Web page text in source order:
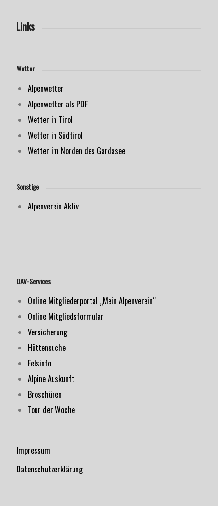
Links
Wetter
Alpenwetter
Alpenwetter als PDF
Wetter in Tirol
Wetter in Südtirol
Wetter im Norden des Gardasee
Sonstige
Alpenverein Aktiv
DAV-Services
Online Mitgliederportal „Mein Alpenverein“
Online Mitgliedsformular
Versicherung
Hüttensuche
Felsinfo
Alpine Auskunft
Broschüren
Tour der Woche
Impressum
Datenschutzerklärung